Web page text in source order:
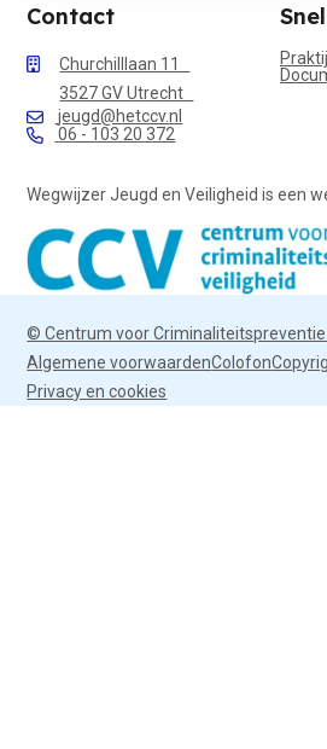
Contact
Churchilllaan 11
3527 GV Utrecht
jeugd@hetccv.nl
06 - 103 20 372
Wegwijzer Jeugd en Veiligheid is een
© Centrum voor Criminaliteitspreventie
Algemene voorwaardenColofon
Privacy en cookies